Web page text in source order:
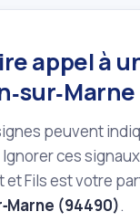
appel à
peuvent
ces
et Fils est votre
(94490).